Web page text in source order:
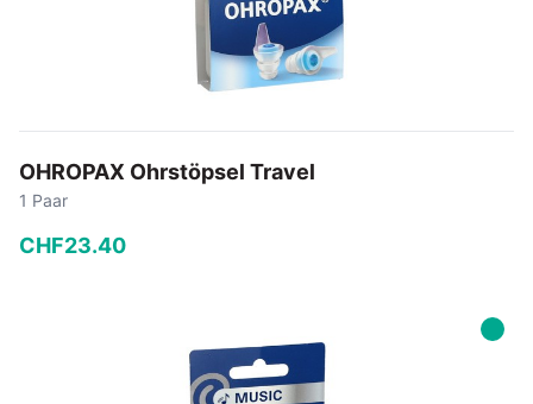
OHROPAX Ohrstöpsel Travel
1 Paar
CHF23.40
In den Warenkorb